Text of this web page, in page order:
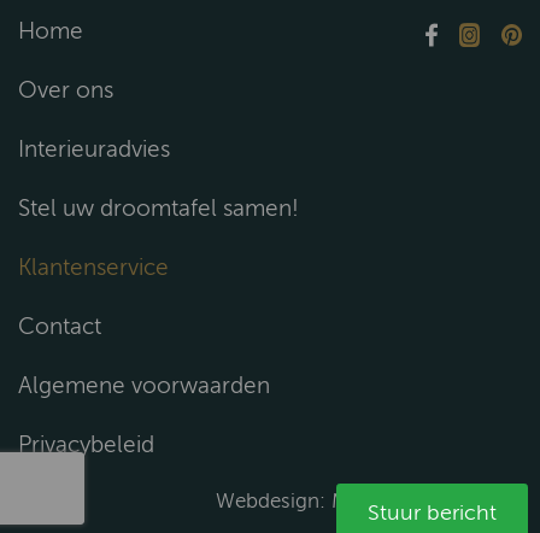
Home
Over ons
Interieuradvies
Stel uw droomtafel samen!
Klantenservice
Contact
Algemene voorwaarden
Privacybeleid
Webdesign: Media Solutions B.V.
Stuur bericht